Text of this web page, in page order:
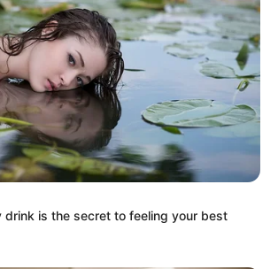
drink is the secret to feeling your best